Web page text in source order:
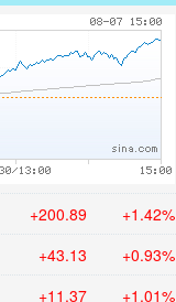
+200.89 +1.42%
+43.13 +0.93%
+11.37 +1.01%